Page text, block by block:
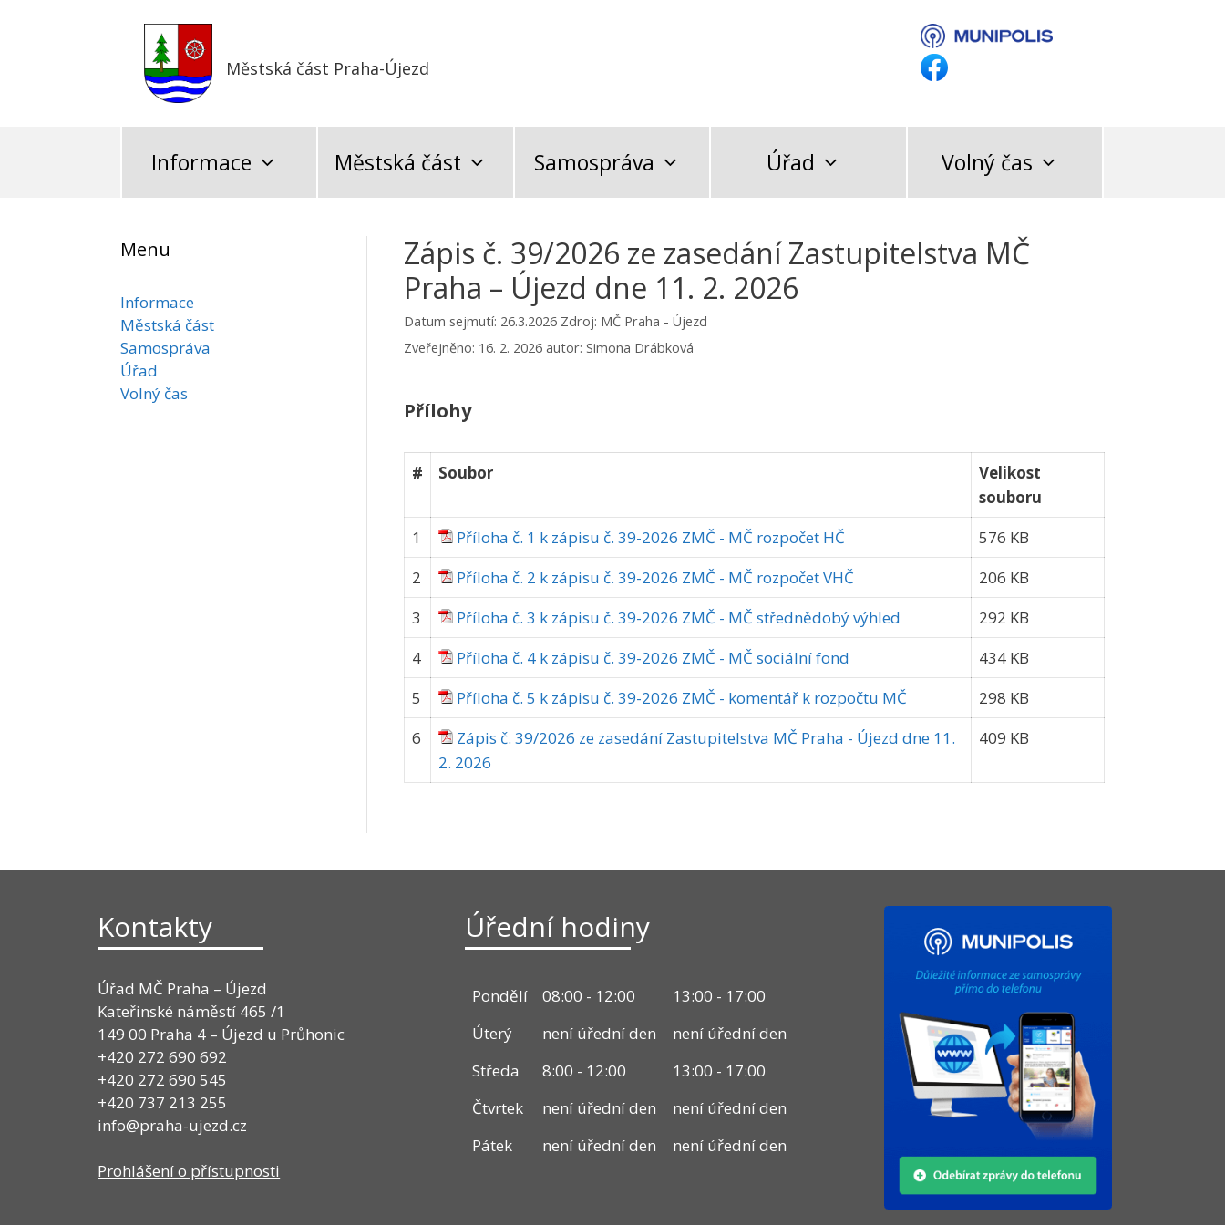
Městská část Praha-Újezd
Informace Městská část Samospráva Úřad Volný čas
Zápis č. 39/2026 ze zasedání Zastupitelstva MČ
Praha – Újezd dne 11. 2. 2026
Datum sejmutí: 26.3.2026 Zdroj: MČ Praha - Újezd
Zveřejněno: 16. 2. 2026 autor: Simona Drábková
Přílohy
# Soubor
Velikost
souboru
1
Příloha č. 1 k zápisu č. 39-2026 ZMČ - MČ rozpočet HČ
576 KB
2
Příloha č. 2 k zápisu č. 39-2026 ZMČ - MČ rozpočet VHČ
206 KB
3
Příloha č. 3 k zápisu č. 39-2026 ZMČ - MČ střednědobý výhled
292 KB
4
Příloha č. 4 k zápisu č. 39-2026 ZMČ - MČ sociální fond
434 KB
5
Příloha č. 5 k zápisu č. 39-2026 ZMČ - komentář k rozpočtu MČ
298 KB
6
Zápis č. 39/2026 ze zasedání Zastupitelstva MČ Praha - Újezd dne 11.
2. 2026
409 KB
Menu
Informace
Městská část
Samospráva
Úřad
Volný čas
Kontakty
Úřad MČ Praha – Újezd
Kateřinské náměstí 465 /1
149 00 Praha 4 – Újezd u Průhonic
+420 272 690 692
+420 272 690 545
+420 737 213 255
info@praha-ujezd.cz
Prohlášení o přístupnosti
Úřední hodiny
Pondělí 08:00 - 12:00
13:00 - 17:00
Úterý
není úřední den
není úřední den
Středa
8:00 - 12:00
13:00 - 17:00
Čtvrtek
není úřední den
není úřední den
Pátek
není úřední den není úřední den